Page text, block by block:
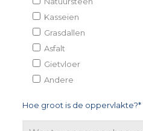
Kasseien
Grasdallen
Asfalt
Gietvloer
Andere
Hoe groot is de oppervlakte?*